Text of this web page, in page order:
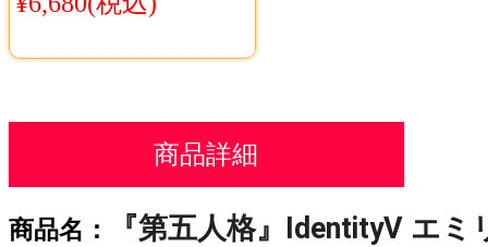
商品詳細
商品名：
『第五人格』IdentityV エ